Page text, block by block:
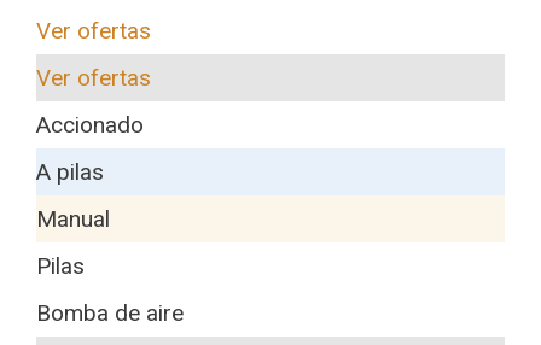
Ver ofertas
Ver ofertas
Accionado
A pilas
Manual
Pilas
Bomba de aire